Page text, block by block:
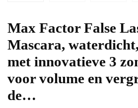
Max Factor False
Mascara,
met innovatieve 3
voor volume en
de…